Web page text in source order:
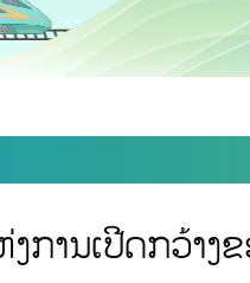
ານເປີດກວ້າງ